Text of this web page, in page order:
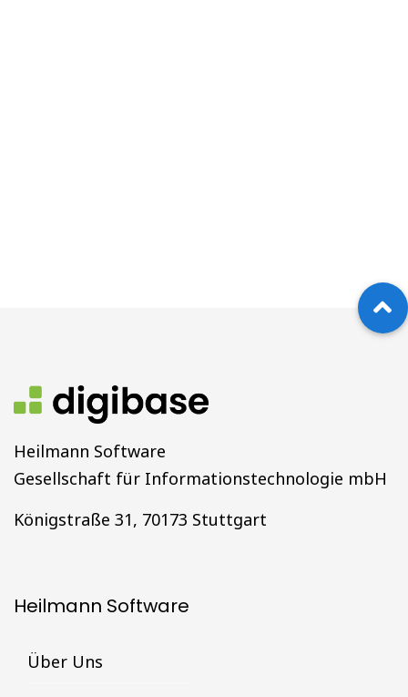
Heilmann Software
Gesellschaft für Informationstechnologie mbH
Königstraße 31, 70173 Stuttgart
Heilmann Software
Über Uns